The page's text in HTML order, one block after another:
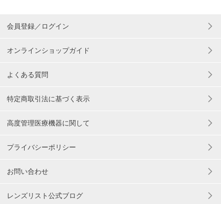
会員登録／ログイン
オンラインショップガイド
よくある質問
特定商取引法に基づく表示
高度管理医療機器に関して
プライバシーポリシー
お問い合わせ
レンズリスト公式ブログ